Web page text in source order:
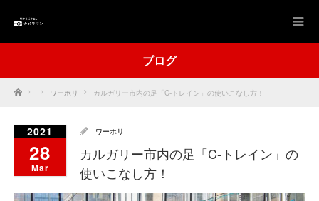
ブログ
Home ワーホリ カルガリー市内の足「C-トレイン」の使いこなし方！
2021
28
Mar
ワーホリ
カルガリー市内の足「C-トレイン」の
使いこなし方！